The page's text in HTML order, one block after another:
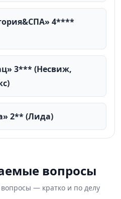
4****
3*** (Несвиж,
2** (Лида)
вопросы
— кратко и по делу